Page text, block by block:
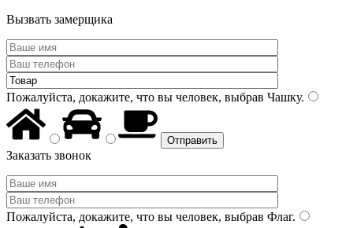
Вызвать замерщика
Пожалуйста, докажите, что вы человек, выбрав Чашку.
Заказать звонок
Пожалуйста, докажите, что вы человек, выбрав Флаг.